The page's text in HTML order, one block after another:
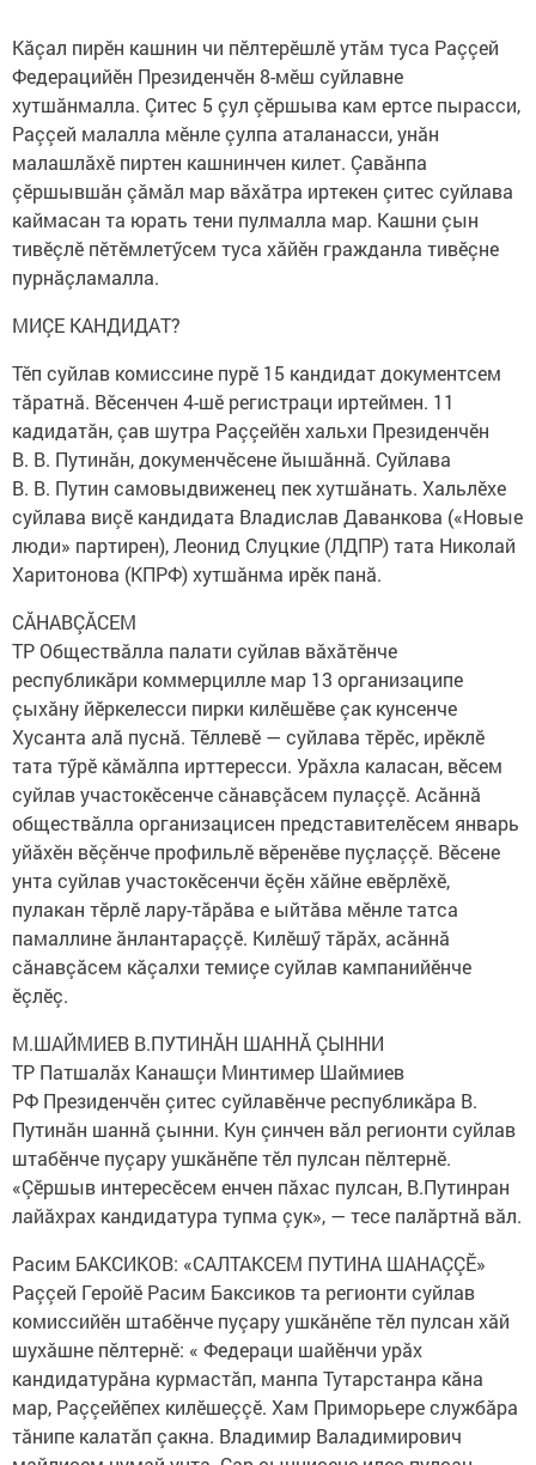
Кăçал пирӗн кашнин чи пӗлтерӗшлӗ утăм туса Раççей
Федерацийӗн Президенчӗн 8-мӗш суйлавне
хутшăнмалла. Çитес 5 çул çӗршыва кам ертсе пырасси,
Раççей малалла мӗнле çулпа аталанасси, унăн
малашлăхӗ пиртен кашнинчен килет. Çавăнпа
çӗршывшăн çăмăл мар вăхăтра иртекен çитес суйлава
каймасан та юрать тени пулмалла мар. Кашни çын
тивӗçлӗ пӗтӗмлетӳсем туса хăйӗн гражданла тивӗçне
пурнăçламалла.
МИÇЕ КАНДИДАТ?
Тӗп суйлав комиссине пурӗ 15 кандидат документсем
тăратнă. Вӗсенчен 4-шӗ регистраци иртеймен. 11
кадидатăн, çав шутра Раççейӗн хальхи Президенчӗн
В. В. Путинăн, докуменчӗсене йышăннă. Суйлава
В. В. Путин самовыдвиженец пек хутшăнать. Хальлӗхе
суйлава виçӗ кандидата Владислав Даванкова («Новые
люди» партирен), Леонид Слуцкие (ЛДПР) тата Николай
Харитонова (КПРФ) хутшăнма ирӗк панă.
СĂНАВÇĂСЕМ
ТР Обществăлла палати суйлав вăхăтӗнче
республикăри коммерцилле мар 13 организаципе
çыхăну йӗркелесси пирки килӗшӗве çак кунсенче
Хусанта алă пуснă. Тӗллевӗ — суйлава тӗрӗс, ирӗклӗ
тата тӳрӗ кăмăлпа ирттересси. Урăхла каласан, вӗсем
суйлав участокӗсенче сăнавçăсем пулаççӗ. Асăннă
обществăлла организацисен представителӗсем январь
уйăхӗн вӗçӗнче профильлӗ вӗренӗве пуçлаççӗ. Вӗсене
унта суйлав участокӗсенчи ӗçӗн хăйне евӗрлӗхӗ,
пулакан тӗрлӗ лару-тăрăва е ыйтăва мӗнле татса
памаллине ăнлантараççӗ. Килӗшӳ тăрăх, асăннă
сăнавçăсем кăçалхи темиçе суйлав кампанийӗнче
ӗçлӗç.
М.ШАЙМИЕВ В.ПУТИНĂН ШАННĂ ÇЫННИ
ТР Патшалăх Канашçи Минтимер Шаймиев
РФ Президенчӗн çитес суйлавӗнче республикăра В.
Путинăн шаннă çынни. Кун çинчен вăл регионти суйлав
штабӗнче пуçару ушкăнӗпе тӗл пулсан пӗлтернӗ.
«Çӗршыв интересӗсем енчен пăхас пулсан, В.Путинран
лайăхрах кандидатура тупма çук», — тесе палăртнă вăл.
Расим БАКСИКОВ: «САЛТАКСЕМ ПУТИНА ШАНАÇÇӖ»
Раççей Геройӗ Расим Баксиков та регионти суйлав
комиссийӗн штабӗнче пуçару ушкăнӗпе тӗл пулсан хăй
шухăшне пӗлтернӗ: « Федераци шайӗнчи урăх
кандидатурăна курмастăп, манпа Тутарстанра кăна
мар, Раççейӗпех килӗшеççӗ. Хам Приморьере службăра
тăнипе калатăп çакна. Владимир Валадимирович